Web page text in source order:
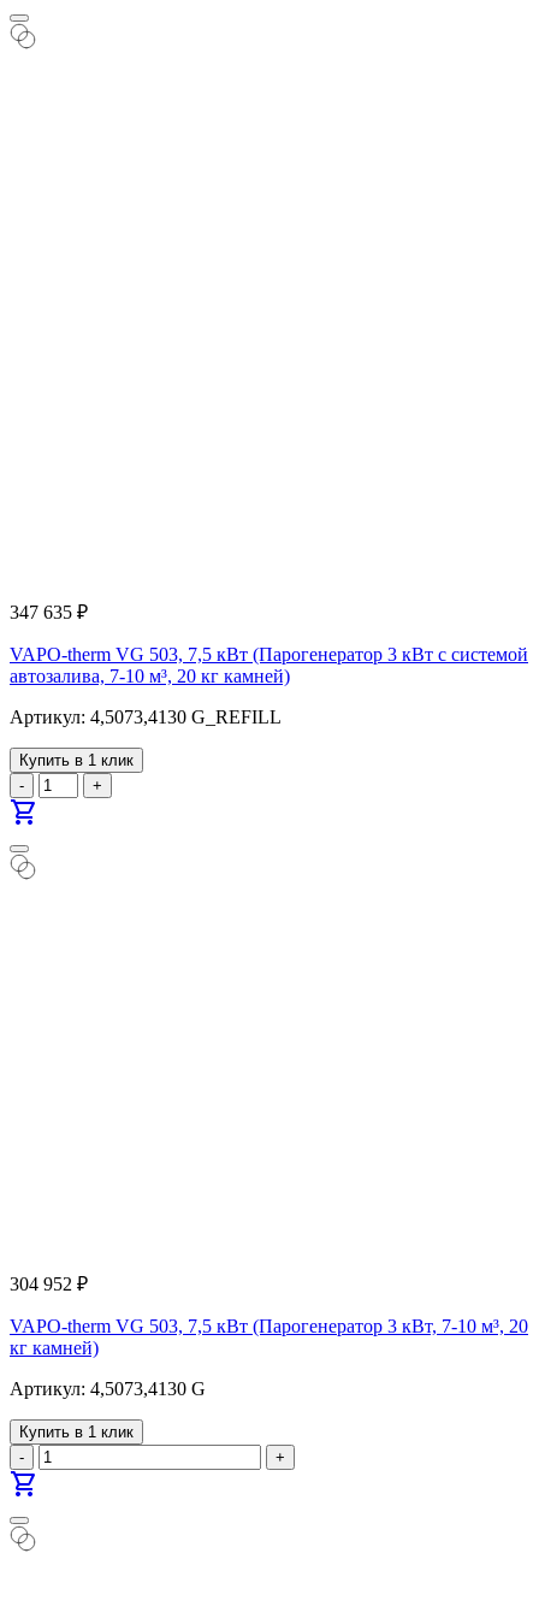
347 635 ₽
VAPO-therm VG 503, 7,5 кВт (Парогенератор 3 кВт с системой
автозалива, 7-10 м³, 20 кг камней)
Артикул: 4,5073,4130 G_REFILL
Купить в 1 клик
-
+
shopping_cart
304 952 ₽
VAPO-therm VG 503, 7,5 кВт (Парогенератор 3 кВт, 7-10 м³, 20
кг камней)
Артикул: 4,5073,4130 G
Купить в 1 клик
-
+
shopping_cart